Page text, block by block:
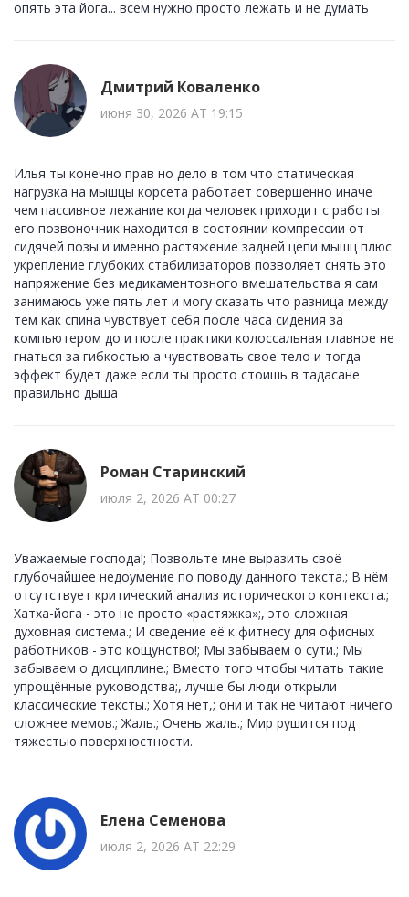
опять эта йога... всем нужно просто лежать и не думать
Дмитрий Коваленко
июня 30, 2026 AT 19:15
Илья ты конечно прав но дело в том что статическая
нагрузка на мышцы корсета работает совершенно иначе
чем пассивное лежание когда человек приходит с работы
его позвоночник находится в состоянии компрессии от
сидячей позы и именно растяжение задней цепи мышц плюс
укрепление глубоких стабилизаторов позволяет снять это
напряжение без медикаментозного вмешательства я сам
занимаюсь уже пять лет и могу сказать что разница между
тем как спина чувствует себя после часа сидения за
компьютером до и после практики колоссальная главное не
гнаться за гибкостью а чувствовать свое тело и тогда
эффект будет даже если ты просто стоишь в тадасане
правильно дыша
Роман Старинский
июля 2, 2026 AT 00:27
Уважаемые господа!; Позвольте мне выразить своё
глубочайшее недоумение по поводу данного текста.; В нём
отсутствует критический анализ исторического контекста.;
Хатха-йога - это не просто «растяжка»;, это сложная
духовная система.; И сведение её к фитнесу для офисных
работников - это кощунство!; Мы забываем о сути.; Мы
забываем о дисциплине.; Вместо того чтобы читать такие
упрощённые руководства;, лучше бы люди открыли
классические тексты.; Хотя нет,; они и так не читают ничего
сложнее мемов.; Жаль.; Очень жаль.; Мир рушится под
тяжестью поверхностности.
Елена Семенова
июля 2, 2026 AT 22:29